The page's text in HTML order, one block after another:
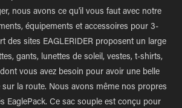
nous avons ce qu'il vous faut avec notre
équipements et accessoires pour 3-
des sites EAGLERIDER proposent un large
gants, lunettes de soleil, vestes, t-shirts,
vous avez besoin pour avoir une belle
sur la route. Nous avons même nos propres
EaglePack. Ce sac souple est conçu pour